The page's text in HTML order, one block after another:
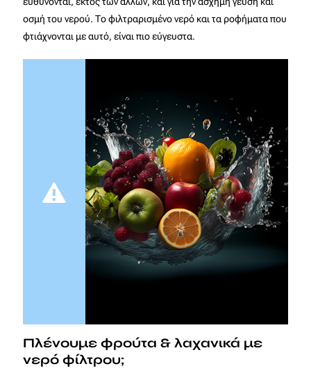
οσμή του νερού. Το φιλτραρισμένο νερό και τα ροφήματα που
φτιάχνονται με αυτό, είναι πιο εύγευστα.
Πλένουμε φρούτα & λαχανικά με
νερό φίλτρου;